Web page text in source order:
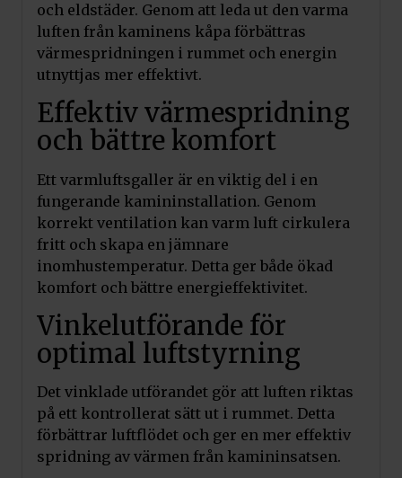
och eldstäder. Genom att leda ut den varma
luften från kaminens kåpa förbättras
värmespridningen i rummet och energin
utnyttjas mer effektivt.
Effektiv värmespridning
och bättre komfort
Ett varmluftsgaller är en viktig del i en
fungerande kamininstallation. Genom
korrekt ventilation kan varm luft cirkulera
fritt och skapa en jämnare
inomhustemperatur. Detta ger både ökad
komfort och bättre energieffektivitet.
Vinkelutförande för
optimal luftstyrning
Det vinklade utförandet gör att luften riktas
på ett kontrollerat sätt ut i rummet. Detta
förbättrar luftflödet och ger en mer effektiv
spridning av värmen från kamininsatsen.